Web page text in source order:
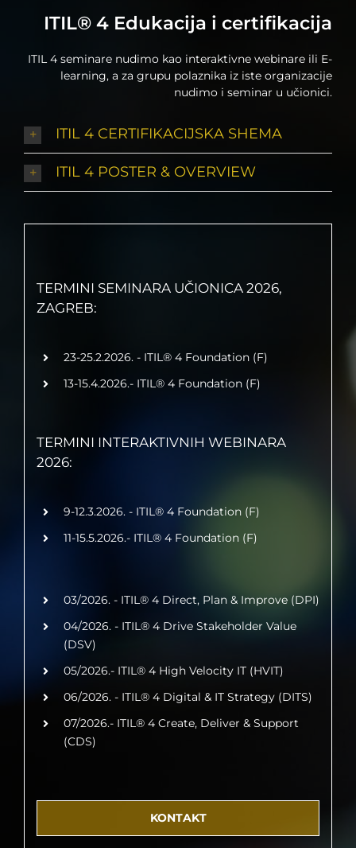
ITIL® 4 Edukacija i certifikacija
ITIL 4 seminare nudimo kao interaktivne webinare ili E-
learning, a za grupu polaznika iz iste organizacije
nudimo i seminar u učionici.
ITIL 4 CERTIFIKACIJSKA SHEMA
ITIL 4 POSTER & OVERVIEW
TERMINI SEMINARA UČIONICA 2026,
ZAGREB:
23-25.2.2026. - ITIL® 4 Foundation (F)
13-15.4.2026.- ITIL® 4 Foundation (F)
TERMINI INTERAKTIVNIH WEBINARA
2026:
9-12.3.2026. - ITIL® 4 Foundation (F)
11-15.5.2026.- ITIL® 4 Foundation (F)
03/2026. - ITIL® 4 Direct, Plan & Improve (DPI)
04/2026. - ITIL® 4 Drive Stakeholder Value
(DSV)
05/2026.- ITIL® 4 High Velocity IT (HVIT)
06/2026. - ITIL® 4 Digital & IT Strategy (DITS)
07/2026.- ITIL® 4 Create, Deliver & Support
(CDS)
KONTAKT